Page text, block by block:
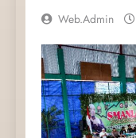
Web.admin